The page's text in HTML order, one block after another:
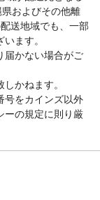
およびその他離
送地域でも、一部
ます。
届かない場合がご
かねます。
号をカインズ以外
ーの規定に則り厳